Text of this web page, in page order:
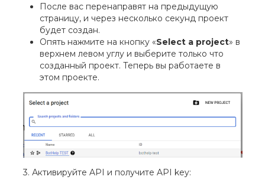
После вас перенаправят на предыдущую
страницу, и через несколько секунд проект
будет создан.
Опять нажмите на кнопку «Select a project» в
верхнем левом углу и выберите только что
созданный проект. Теперь вы работаете в
этом проекте.
3. Активируйте API и получите API key: